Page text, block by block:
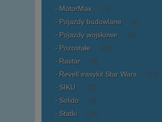
MotorMax (7)
Pojazdy budowlane (1)
Pojazdy wojskowe (4)
Pozostałe (23)
Rastar (0)
Revell easykit Star Wars (12)
SIKU (21)
Solido (0)
Statki (14)